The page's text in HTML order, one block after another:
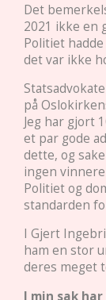
Det
2021 ikke en
Politiet
det var ikke
på
Jeg har gjort
et par gode
dette, og
ingen
Politiet og
standarden
I Gjert
ham en stor
deres meget
I min sak